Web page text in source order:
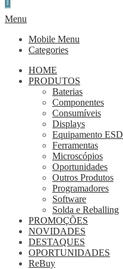
Menu
Mobile Menu
Categories
HOME
PRODUTOS
Baterias
Componentes
Consumíveis
Displays
Equipamento ESD
Ferramentas
Microscópios
Oportunidades
Outros Produtos
Programadores
Software
Solda e Reballing
PROMOÇÕES
NOVIDADES
DESTAQUES
OPORTUNIDADES
ReBuy